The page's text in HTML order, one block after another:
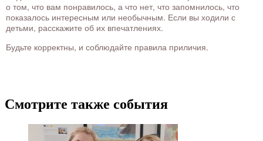
о том, что вам понравилось, а что нет, что запомнилось, что
показалось интересным или необычным. Если вы ходили с
детьми, расскажите об их впечатлениях.
Будьте корректны, и соблюдайте правила приличия.
Смотрите также события